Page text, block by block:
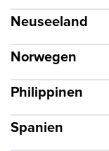
Neuseeland
Norwegen
Philippinen
Spanien